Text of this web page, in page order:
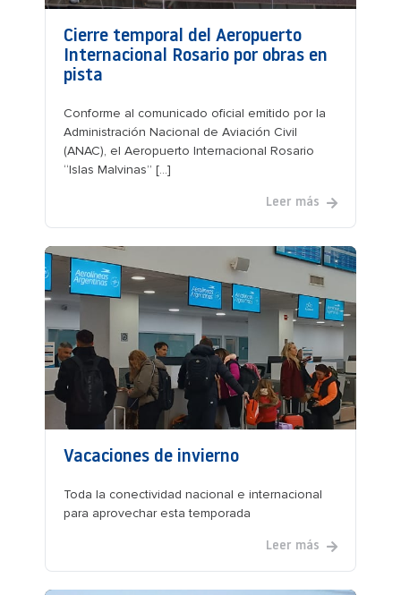
Cierre temporal del Aeropuerto
Internacional Rosario por obras en
pista
Conforme al comunicado oficial emitido por la
Administración Nacional de Aviación Civil
(ANAC), el Aeropuerto Internacional Rosario
“Islas Malvinas” [...]
Leer más
Vacaciones de invierno
Toda la conectividad nacional e internacional
para aprovechar esta temporada
Leer más